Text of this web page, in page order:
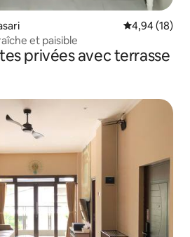
Évaluation
4,94 (18)
et paisible
privées avec terrasse